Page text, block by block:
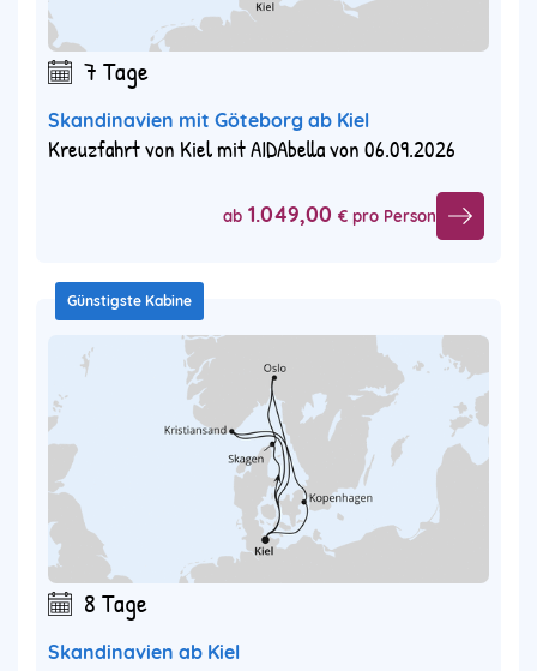
7 Tage
Skandinavien mit Göteborg ab Kiel
Kreuzfahrt von Kiel mit AIDAbella von 06.09.2026
ab 1.049,00 € pro Person
Günstigste Kabine
8 Tage
Skandinavien ab Kiel